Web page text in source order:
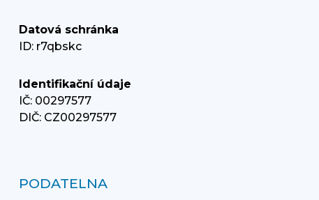
Datová schránka
ID: r7qbskc
Identifikační údaje
IČ: 00297577
DIČ: CZ00297577
PODATELNA